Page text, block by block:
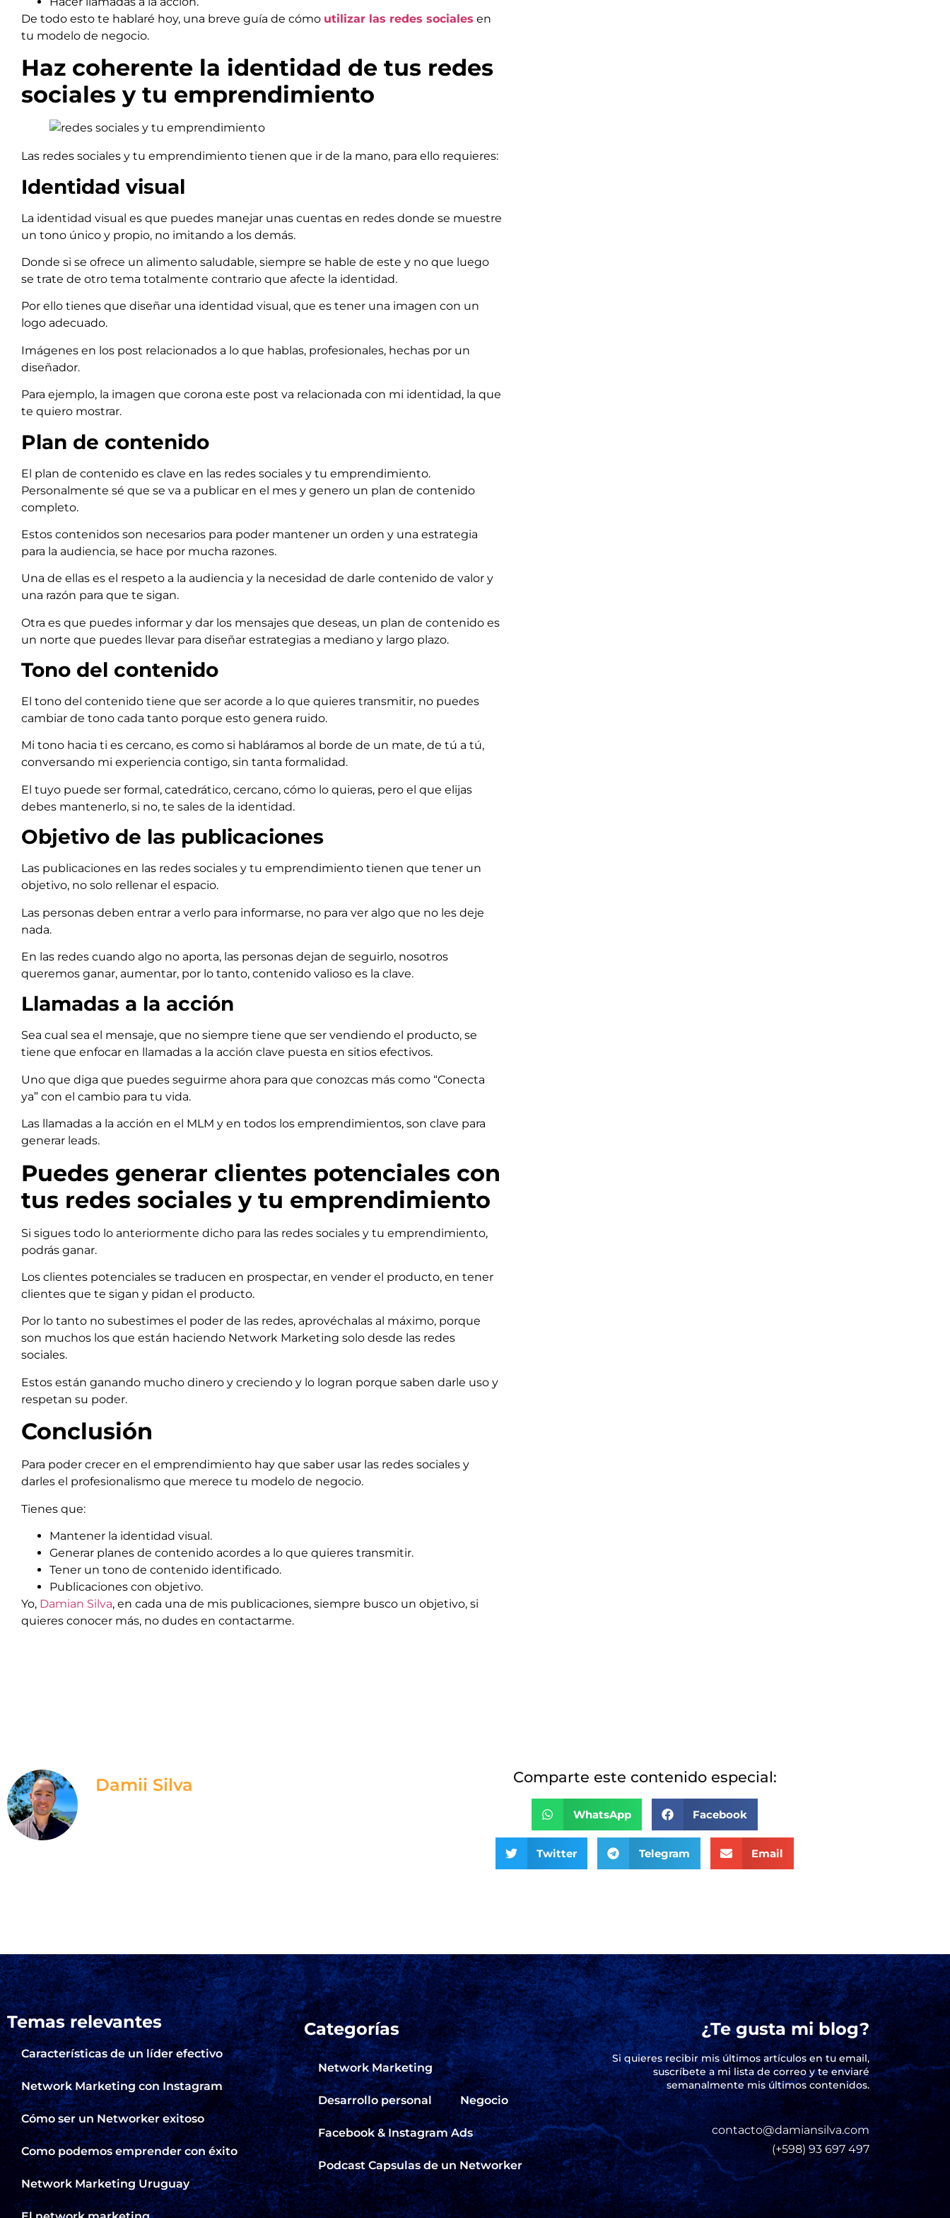
De todo esto te hablaré hoy, una breve guía de cómo utilizar las redes sociales en
tu modelo de negocio.
Haz coherente la identidad de tus redes
sociales y tu emprendimiento
Las redes sociales y tu emprendimiento tienen que ir de la mano, para ello requieres:
Identidad visual
La identidad visual es que puedes manejar unas cuentas en redes donde se muestre
un tono único y propio, no imitando a los demás.
Donde si se ofrece un alimento saludable, siempre se hable de este y no que luego
se trate de otro tema totalmente contrario que afecte la identidad.
Por ello tienes que diseñar una identidad visual, que es tener una imagen con un
logo adecuado.
Imágenes en los post relacionados a lo que hablas, profesionales, hechas por un
diseñador.
Para ejemplo, la imagen que corona este post va relacionada con mi identidad, la que
te quiero mostrar.
Plan de contenido
El plan de contenido es clave en las redes sociales y tu emprendimiento.
Personalmente sé que se va a publicar en el mes y genero un plan de contenido
completo.
Estos contenidos son necesarios para poder mantener un orden y una estrategia
para la audiencia, se hace por mucha razones.
Una de ellas es el respeto a la audiencia y la necesidad de darle contenido de valor y
una razón para que te sigan.
Otra es que puedes informar y dar los mensajes que deseas, un plan de contenido es
un norte que puedes llevar para diseñar estrategias a mediano y largo plazo.
Tono del contenido
El tono del contenido tiene que ser acorde a lo que quieres transmitir, no puedes
cambiar de tono cada tanto porque esto genera ruido.
Mi tono hacia ti es cercano, es como si habláramos al borde de un mate, de tú a tú,
conversando mi experiencia contigo, sin tanta formalidad.
El tuyo puede ser formal, catedrático, cercano, cómo lo quieras, pero el que elijas
debes mantenerlo, si no, te sales de la identidad.
Objetivo de las publicaciones
Las publicaciones en las redes sociales y tu emprendimiento tienen que tener un
objetivo, no solo rellenar el espacio.
Las personas deben entrar a verlo para informarse, no para ver algo que no les deje
nada.
En las redes cuando algo no aporta, las personas dejan de seguirlo, nosotros
queremos ganar, aumentar, por lo tanto, contenido valioso es la clave.
Llamadas a la acción
Sea cual sea el mensaje, que no siempre tiene que ser vendiendo el producto, se
tiene que enfocar en llamadas a la acción clave puesta en sitios efectivos.
Uno que diga que puedes seguirme ahora para que conozcas más como “Conecta
ya” con el cambio para tu vida.
Las llamadas a la acción en el MLM y en todos los emprendimientos, son clave para
generar leads.
Puedes generar clientes potenciales con
tus redes sociales y tu emprendimiento
Si sigues todo lo anteriormente dicho para las redes sociales y tu emprendimiento,
podrás ganar.
Los clientes potenciales se traducen en prospectar, en vender el producto, en tener
clientes que te sigan y pidan el producto.
Por lo tanto no subestimes el poder de las redes, aprovéchalas al máximo, porque
son muchos los que están haciendo Network Marketing solo desde las redes
sociales.
Estos están ganando mucho dinero y creciendo y lo logran porque saben darle uso y
respetan su poder.
Conclusión
Para poder crecer en el emprendimiento hay que saber usar las redes sociales y
darles el profesionalismo que merece tu modelo de negocio.
Tienes que:
Mantener la identidad visual.
Generar planes de contenido acordes a lo que quieres transmitir.
Tener un tono de contenido identificado.
Publicaciones con objetivo.
Yo, Damian Silva, en cada una de mis publicaciones, siempre busco un objetivo, si
quieres conocer más, no dudes en contactarme.
Damii Silva Comparte este contenido especial:
WhatsApp Facebook
Twitter Telegram Email
Temas relevantes
Características de un líder efectivo
Network Marketing con Instagram
Cómo ser un Networker exitoso
Como podemos emprender con éxito
Network Marketing Uruguay
Categorías
Network Marketing
Desarrollo personal Negocio
Facebook & Instagram Ads
Podcast Capsulas de un Networker
¿Te gusta mi blog?
Si quieres recibir mis últimos artículos en tu email,
suscríbete a mi lista de correo y te enviaré
semanalmente mis últimos contenidos.
contacto@damiansilva.com
(+598) 93 697 497